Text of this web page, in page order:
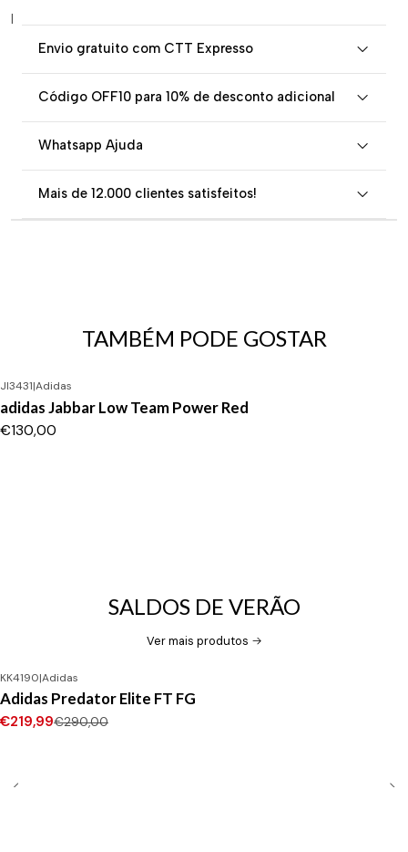
|
Envio gratuito com CTT Expresso
Código OFF10 para 10% de desconto adicional
Whatsapp Ajuda
Mais de 12.000 clientes satisfeitos!
TAMBÉM PODE GOSTAR
JI3431|Adidas
adidas Jabbar Low Team Power Red
€130,00
SALDOS DE VERÃO
Ver mais produtos
-24%DESCONTO
Novo
KK4190|Adidas
Adidas Predator Elite FT FG
€219,99€290,00